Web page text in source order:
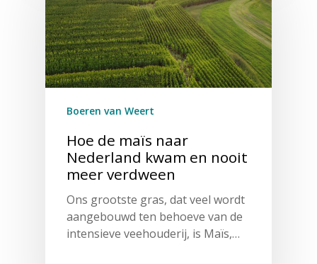
Boeren van Weert
Hoe de maïs naar
Nederland kwam en nooit
meer verdween
Ons grootste gras, dat veel wordt
aangebouwd ten behoeve van de
intensieve veehouderij, is Maïs,…